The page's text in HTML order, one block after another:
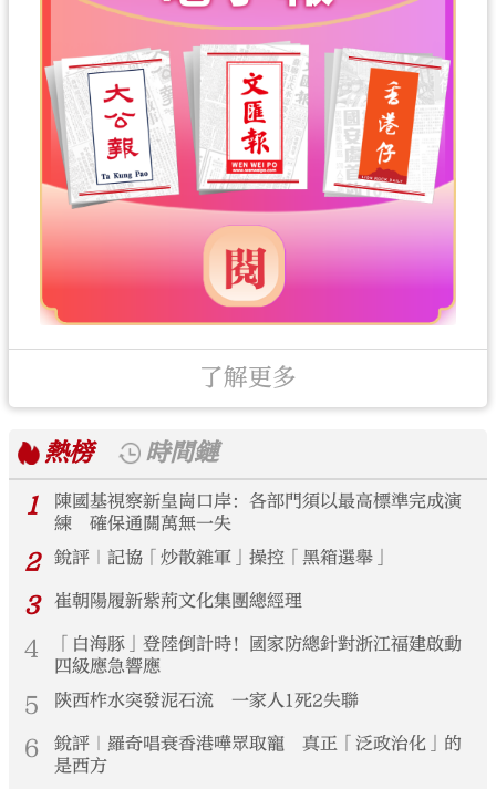
了解更多
熱榜
時間鏈
1
陳國基視察新皇崗口岸：各部門須以最高標準完成演
練 確保通關萬無一失
2 銳評｜記協「炒散雜軍」操控「黑箱選舉」
3 崔朝陽履新紫荊文化集團總經理
4
「白海豚」登陸倒計時！國家防總針對浙江福建啟動
四級應急響應
5 陝西柞水突發泥石流 一家人1死2失聯
6
銳評｜羅奇唱衰香港嘩眾取寵 真正「泛政治化」的
是西方